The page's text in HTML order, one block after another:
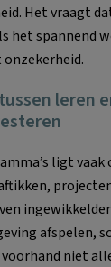
Het vraagt
het spannend
leren
ligt
afspelen,
niet